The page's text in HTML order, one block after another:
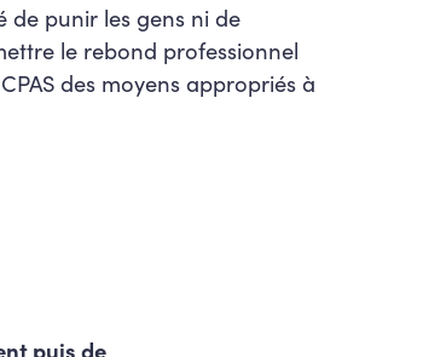
de punir les gens ni de
le rebond professionnel
des moyens appropriés à
puis de